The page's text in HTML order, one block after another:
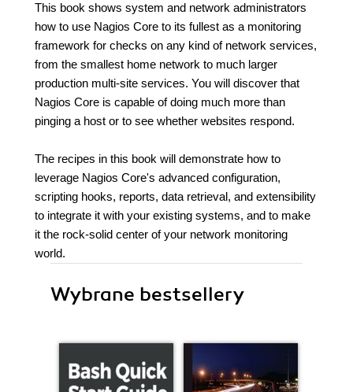
This book shows system and network administrators
how to use Nagios Core to its fullest as a monitoring
framework for checks on any kind of network services,
from the smallest home network to much larger
production multi-site services. You will discover that
Nagios Core is capable of doing much more than
pinging a host or to see whether websites respond.
The recipes in this book will demonstrate how to
leverage Nagios Core's advanced configuration,
scripting hooks, reports, data retrieval, and extensibility
to integrate it with your existing systems, and to make
it the rock-solid center of your network monitoring
world.
Wybrane bestsellery